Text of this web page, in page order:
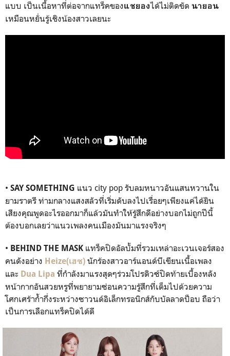
แบบ เป็นเนื้อหาที่ต่อจากแทร็คของแชยองได้ไม่ติดขัด นายอน
เหมือนหยั่นรู้เชิงน้องสาวเลยนะ
• SAY SOMETHING แนว city pop รับลมหนาวอันแสนหวานใน
ยามราตรี ท่ามกลางแสงสลัวที่เริ่มดับลงไปเรื่อยๆเพียงแค่ได้ยิน
เสียงคุณพูดอะไรออกมาก็แล้วมันทำให้รู้สึกดีอย่างบอกไม่ถูกปีนี้
ต้องบอกเลยว่าแนวเพลงคนเมืองมันมาแรงจริงๆ
• BEHIND THE MASK แทร็คปิดอัลบั้มที่รวมเหล่าอะเวนเจอร์สอง
คนดังอย่าง Heize(เฮซ) นักร้องสาวอาร์แอนด์บีเขียนเนื้อเพลง
และ Dua Lipa ที่กำลังมาแรงสุดๆร่วมโปรดิวซ์ปิดท้ายเบื้องหลัง
หน้ากากอันสวยหรูที่พยายามซ่อนความรู้สึกที่เต็มไปด้วยความ
โศกเศร้าก้ำกึ่งระหว่างซาวนด์อิเล็กทรอนิกส์กับบัลลาดป็อบ ถือว่า
เป็นการเลือกแทร็คปิดได้ดี